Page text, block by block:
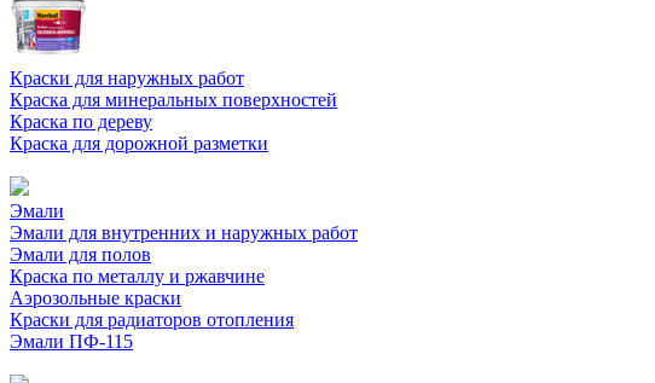
Краски для наружных работ
Краска для минеральных поверхностей
Краска по дереву
Краска для дорожной разметки
Эмали
Эмали для внутренних и наружных работ
Эмали для полов
Краска по металлу и ржавчине
Аэрозольные краски
Краски для радиаторов отопления
Эмали ПФ-115